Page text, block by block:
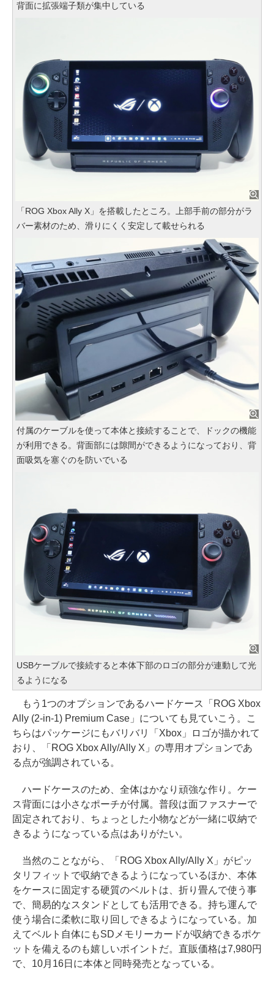
背面に拡張端子類が集中している
「ROG Xbox Ally X」を搭載したところ。上部手前の部分がラ
バー素材のため、滑りにくく安定して載せられる
付属のケーブルを使って本体と接続することで、ドックの機能
が利用できる。背面部には隙間ができるようになっており、背
面吸気を塞ぐのを防いでいる
USBケーブルで接続すると本体下部のロゴの部分が連動して光
るようになる
もう1つのオプションであるハードケース「ROG Xbox
Ally (2-in-1) Premium Case」についても見ていこう。こ
ちらはパッケージにもバリバリ「Xbox」ロゴが描かれて
おり、「ROG Xbox Ally/Ally X」の専用オプションであ
る点が強調されている。
ハードケースのため、全体はかなり頑強な作り。ケー
ス背面には小さなポーチが付属。普段は面ファスナーで
固定されており、ちょっとした小物などが一緒に収納で
きるようになっている点はありがたい。
当然のことながら、「ROG Xbox Ally/Ally X」がピッ
タリフィットで収納できるようになっているほか、本体
をケースに固定する硬質のベルトは、折り畳んで使う事
で、簡易的なスタンドとしても活用できる。持ち運んで
使う場合に柔軟に取り回しできるようになっている。加
えてベルト自体にもSDメモリーカードが収納できるポケ
ットを備えるのも嬉しいポイントだ。直販価格は7,980円
で、10月16日に本体と同時発売となっている。